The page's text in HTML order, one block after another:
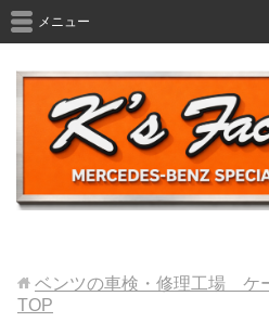
メニュー
ベンツの車検・修理工場 ケ
TOP